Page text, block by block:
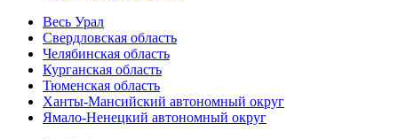
Весь Урал
Свердловская область
Челябинская область
Курганская область
Тюменская область
Ханты-Мансийский автономный округ
Ямало-Ненецкий автономный округ